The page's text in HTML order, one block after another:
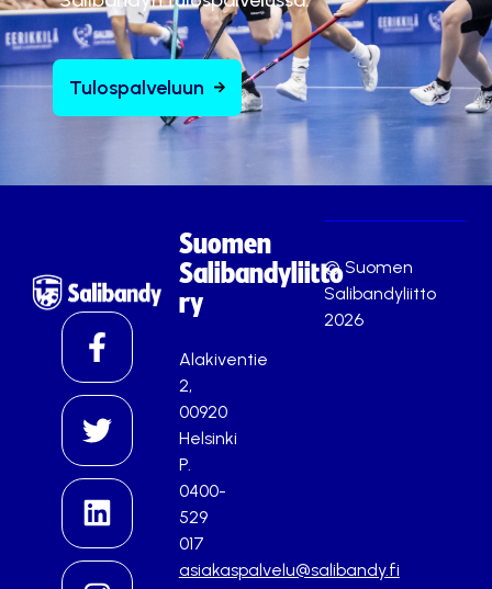
Tulospalveluun
Suomen
Salibandyliitto
ry
Alakiventie
2,
00920
Helsinki
P.
0400-
529
017
asiakaspalvelu@salibandy.fi
© Suomen
Salibandyliitto
2026